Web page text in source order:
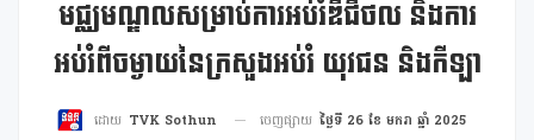
មជ្ឈមណ្ឌលសម្រាប់ការអប់រំឌីជីថល និងការ
អប់រំពីចម្ងាយនៃក្រសួងអប់រំ យុវជន និងកីឡា
ដោយ TVK Sothun ចេញផ្សាយ ថ្ងៃទី 26 ខែ មករា ឆ្នាំ 2025